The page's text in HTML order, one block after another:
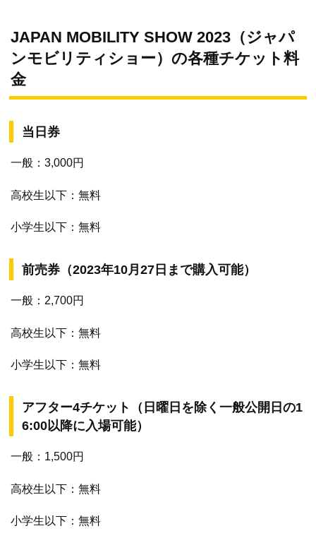
JAPAN MOBILITY SHOW 2023（ジャパ
ンモビリティショー）の各種チケット料
金
当日券
一般：3,000円
高校生以下：無料
小学生以下：無料
前売券（2023年10月27日まで購入可能）
一般：2,700円
高校生以下：無料
小学生以下：無料
アフター4チケット（日曜日を除く一般公開日の1
6:00以降に入場可能）
一般：1,500円
高校生以下：無料
小学生以下：無料